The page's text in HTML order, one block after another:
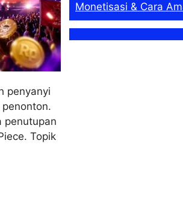
penyanyi
penutupan
Topik
Monetisasi & Cara